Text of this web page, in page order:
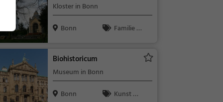
Kloster in Bonn
Bonn
Familie &
Biohistoricum
Museum in Bonn
Bonn
Kunst &